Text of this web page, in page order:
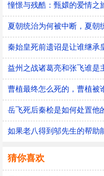
憧憬与残酷：甄嬛的爱情之
夏朝统治为何被中断，夏朝
益州之战诸葛亮和张飞谁是
曹植最终怎么死的，曹植被
如果老八得到邬先生的帮助
猜你喜欢